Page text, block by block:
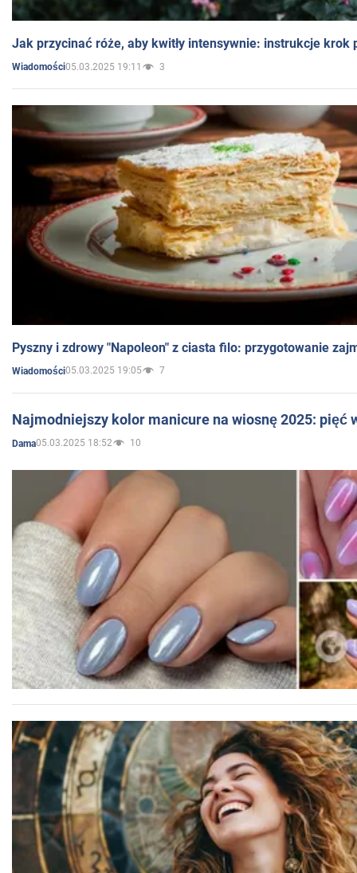
Jak przycinać róże, aby kwitły intensywnie: instrukcje krok
Wiadomości05.03.2025 19:11 3
Pyszny i zdrowy "Napoleon" z ciasta filo: przygotowanie
Wiadomości05.03.2025 19:05 7
Najmodniejszy kolor manicure na wiosnę 2025: pięć
Dama05.03.2025 18:52 10